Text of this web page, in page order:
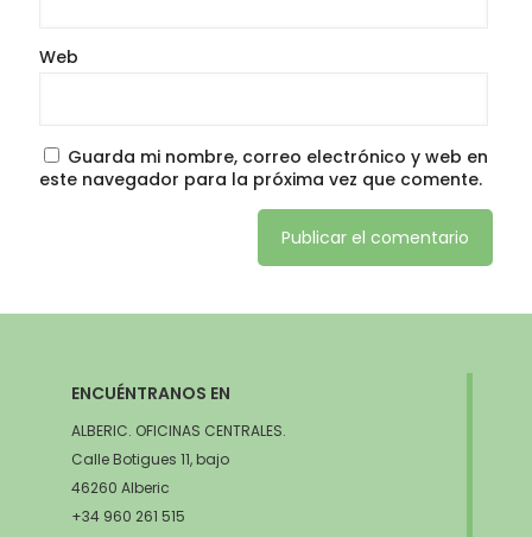
Web
Guarda mi nombre, correo electrónico y web en
este navegador para la próxima vez que comente.
ENCUÉNTRANOS EN
ALBERIC. OFICINAS CENTRALES.
Calle Botigues 11, bajo
46260 Alberic
+34 960 261 515